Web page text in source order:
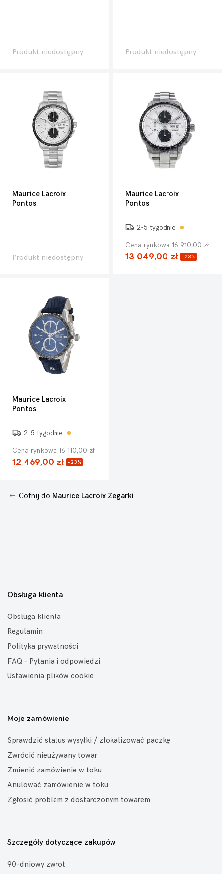
Produkt niedostępny Produkt niedostępny
Maurice Lacroix
Pontos
Produkt niedostępny
Maurice Lacroix
Pontos
2-5 tygodnie
Cena rynkowa 16 910,00 zł
13 049,00 zł -23%
Maurice Lacroix
Pontos
2-5 tygodnie
Cena rynkowa 16 110,00 zł
12 469,00 zł -23%
Cofnij do Maurice Lacroix Zegarki
Obsługa klienta
Obsługa klienta
Regulamin
Polityka prywatności
FAQ – Pytania i odpowiedzi
Ustawienia plików cookie
Moje zamówienie
Sprawdzić status wysyłki / zlokalizować paczkę
Zwrócić nieużywany towar
Zmienić zamówienie w toku
Anulować zamówienie w toku
Zgłosić problem z dostarczonym towarem
Szczegóły dotyczące zakupów
90-dniowy zwrot